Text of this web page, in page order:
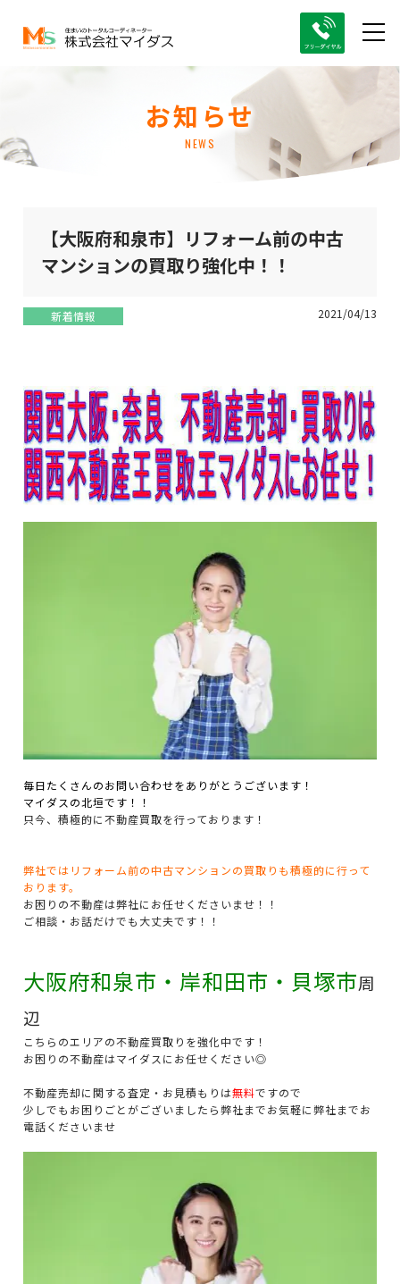
お知らせ
NEWS
【大阪府和泉市】リフォーム前の中古
マンションの買取り強化中！！
新着情報 2021/04/13
毎日たくさんのお問い合わせをありがとうございます！
マイダスの北垣です！！
只今、積極的に不動産買取を行っております！
弊社ではリフォーム前の中古マンションの買取りも積極的に行って
おります。
お困りの不動産は弊社にお任せくださいませ！！
ご相談・お話だけでも大丈夫です！！
大阪府和泉市・岸和田市・貝塚市周
辺
こちらのエリアの不動産買取りを強化中です！
お困りの不動産はマイダスにお任せください◎
不動産売却に関する査定・お見積もりは無料ですので
少しでもお困りごとがございましたら弊社までお気軽に弊社までお
電話くださいませ